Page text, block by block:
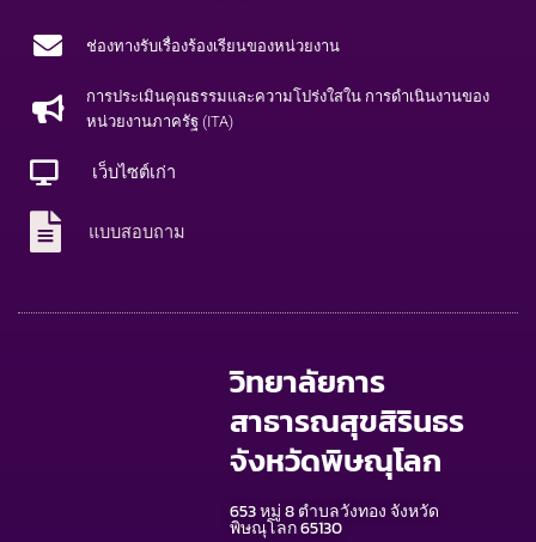
ช่องทางรับเรื่องร้องเรียนของหน่วยงาน
การประเมินคุณธรรมและความโปร่งใสใน การดำเนินงานของ
หน่วยงานภาครัฐ (ITA)
เว็บไซต์เก่า
แบบสอบถาม
วิทยาลัยการ
สาธารณสุขสิรินธร
จังหวัดพิษณุโลก
653 หมู่ 8 ตำบลวังทอง จังหวัด
พิษณุโลก 65130